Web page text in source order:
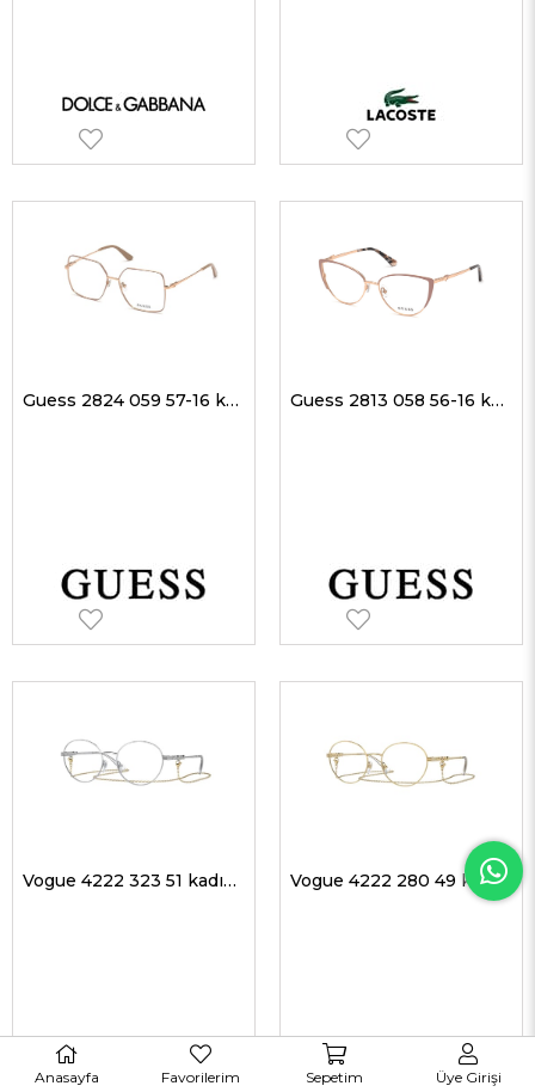
Guess 2824 059 57-16 kadın Optik Gözlükler Guess 2813 058 56-16 kadın Optik Gözlükler
Vogue 4222 323 51 kadın Optik Gözlükler Vogue 4222 280 49 kadın Optik Gözlükler
Anasayfa Favorilerim Sepetim Üye Girişi